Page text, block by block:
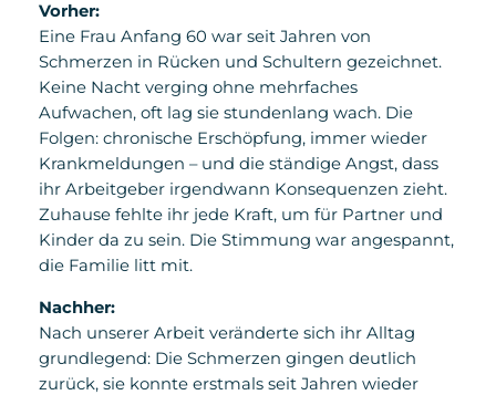
Vorher:
Eine Frau Anfang 60 war seit Jahren von
Schmerzen in Rücken und Schultern gezeichnet.
Keine Nacht verging ohne mehrfaches
Aufwachen, oft lag sie stundenlang wach. Die
Folgen: chronische Erschöpfung, immer wieder
Krankmeldungen – und die ständige Angst, dass
ihr Arbeitgeber irgendwann Konsequenzen zieht.
Zuhause fehlte ihr jede Kraft, um für Partner und
Kinder da zu sein. Die Stimmung war angespannt,
die Familie litt mit.
Nachher:
Nach unserer Arbeit veränderte sich ihr Alltag
grundlegend: Die Schmerzen gingen deutlich
zurück, sie konnte erstmals seit Jahren wieder